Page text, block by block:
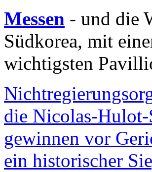
Messen - und die
Südkorea, mit
wichtigsten
die Nicolas-Hulot-
gewinnen vor
ein historischer